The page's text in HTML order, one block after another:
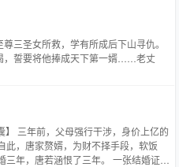
三圣女所救，学有所成后下山寻仇。
，誓要将他捧成天下第一婿……老丈
】 三年前，父母强行干涉，身价上亿的
此，唐家赘婿，为财不择手段，软饭
年，唐若涵恨了三年。 一张结婚证毁